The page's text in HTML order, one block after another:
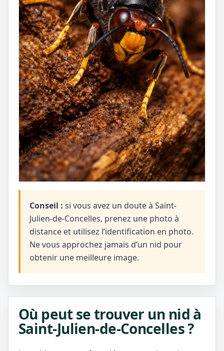
Conseil : si vous avez un doute à Saint-
Julien-de-Concelles, prenez une photo à
distance et utilisez l’identification en photo.
Ne vous approchez jamais d’un nid pour
obtenir une meilleure image.
Où peut se trouver un nid à
Saint-Julien-de-Concelles ?